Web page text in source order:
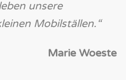
unsere
Mobilställen.“
Marie Woeste